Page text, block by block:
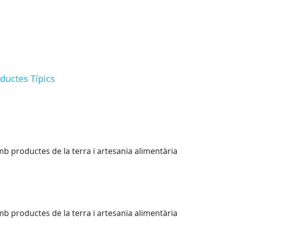
Típics
productes de la terra i artesania alimentària
productes de la terra i artesania alimentària